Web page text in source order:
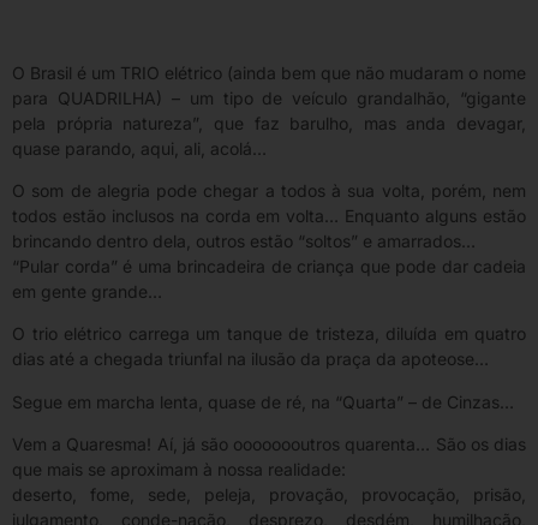
O Brasil é um TRIO elétrico (ainda bem que não mudaram o nome
para QUADRILHA) – um tipo de veículo grandalhão, “gigante
pela própria natureza”, que faz barulho, mas anda devagar,
quase parando, aqui, ali, acolá…
O som de alegria pode chegar a todos à sua volta, porém, nem
todos estão inclusos na corda em volta… Enquanto alguns estão
brincando dentro dela, outros estão “soltos” e amarrados…
“Pular corda” é uma brincadeira de criança que pode dar cadeia
em gente grande…
O trio elétrico carrega um tanque de tristeza, diluída em quatro
dias até a chegada triunfal na ilusão da praça da apoteose…
Segue em marcha lenta, quase de ré, na “Quarta” – de Cinzas…
Vem a Quaresma! Aí, já são oooooooutros quarenta… São os dias
que mais se aproximam à nossa realidade:
deserto, fome, sede, peleja, provação, provocação, prisão,
julgamento, conde-nação, desprezo, desdém, humilhação,